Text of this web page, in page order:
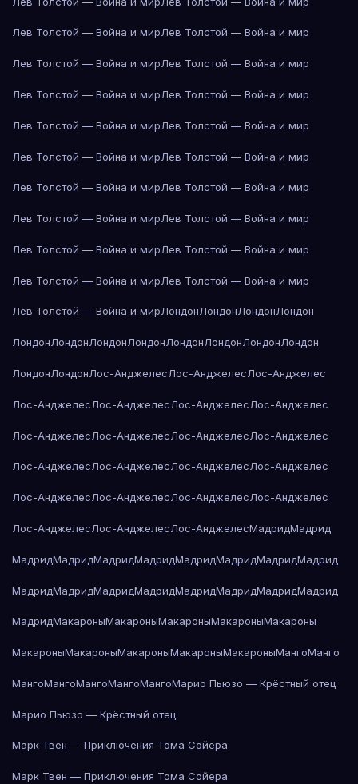
Лев Толстой — Война и мирЛев Толстой — Война и мир
Лев Толстой — Война и мирЛев Толстой — Война и мир
Лев Толстой — Война и мирЛев Толстой — Война и мир
Лев Толстой — Война и мирЛев Толстой — Война и мир
Лев Толстой — Война и мирЛев Толстой — Война и мир
Лев Толстой — Война и мирЛев Толстой — Война и мир
Лев Толстой — Война и мирЛев Толстой — Война и мир
Лев Толстой — Война и мирЛев Толстой — Война и мир
Лев Толстой — Война и мирЛев Толстой — Война и мир
Лев Толстой — Война и мирЛондонЛондонЛондонЛондон
ЛондонЛондонЛондонЛондонЛондонЛондонЛондонЛондон
ЛондонЛондонЛос-АнджелесЛос-АнджелесЛос-Анджелес
Лос-АнджелесЛос-АнджелесЛос-АнджелесЛос-Анджелес
Лос-АнджелесЛос-АнджелесЛос-АнджелесЛос-Анджелес
Лос-АнджелесЛос-АнджелесЛос-АнджелесЛос-Анджелес
Лос-АнджелесЛос-АнджелесЛос-АнджелесЛос-Анджелес
Лос-АнджелесЛос-АнджелесЛос-АнджелесМадридМадрид
МадридМадридМадридМадридМадридМадридМадридМадрид
МадридМадридМадридМадридМадридМадридМадридМадрид
МадридМакароныМакароныМакароныМакароныМакароны
МакароныМакароныМакароныМакароныМакароныМангоМанго
МангоМангоМангоМангоМангоМарио Пьюзо — Крёстный отец
Марио Пьюзо — Крёстный отец
Марк Твен — Приключения Тома Сойера
Марк Твен — Приключения Тома Сойера